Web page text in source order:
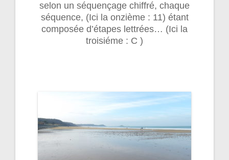
selon un séquençage chiffré, chaque
séquence, (Ici la onzième : 11) étant
composée d’étapes lettrées… (Ici la
troisiéme : C )